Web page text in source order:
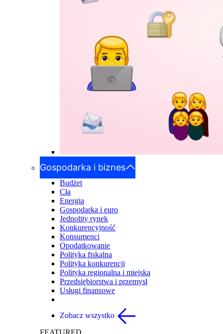
Gospodarka i biznes
Budżet
Cła
Energia
Gospodarka i euro
Jednolity rynek
Konkurencyjność
Konsumenci
Opodatkowanie
Polityka fiskalna
Polityka konkurencji
Polityka regionalna i miejska
Przedsiębiorstwa i przemysł
Usługi finansowe
Zobacz wszystko
FEATURED